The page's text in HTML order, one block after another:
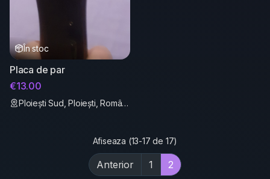
În stoc
Placa de par
€13.00
Ploiești Sud, Ploiești, România
Afiseaza (13-17 de 17)
Anterior 1 2